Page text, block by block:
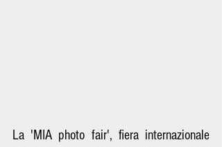
La 'MIA photo fair', fiera internazionale